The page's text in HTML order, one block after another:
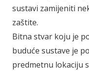
sustavi zamijeniti
zaštite.
Bitna stvar koju je
buduće sustave je
predmetnu lokaciju